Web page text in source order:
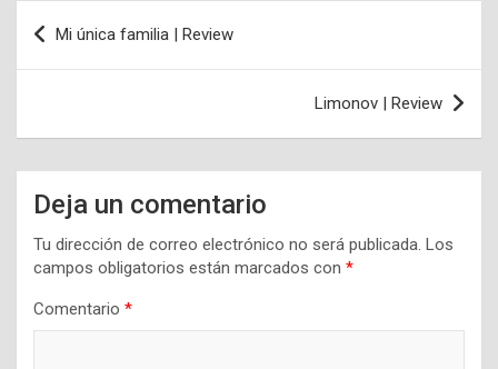
Navegación
de
Mi única familia | Review
Limonov | Review
Deja un comentario
Tu dirección de correo electrónico no será publicada. Los
campos obligatorios están marcados con *
Comentario *